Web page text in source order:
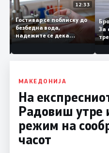
12:49 12:33
Гостивар се поблиску до
безбедна вода,
надежите се дека
МАКЕДОНИЈА
На
Радовиш утре
режим на
часот